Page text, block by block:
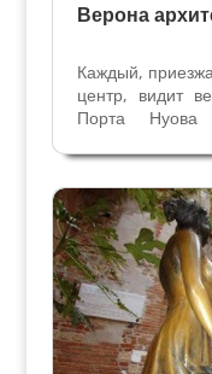
Верона
Каждый,
центр, видит
Порта
шестнадцатого
славится
религиозными...